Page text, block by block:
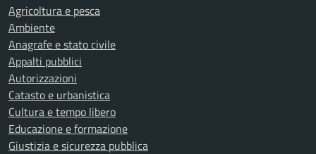
Agricoltura e pesca
Ambiente
Anagrafe e stato civile
Appalti pubblici
Autorizzazioni
Catasto e urbanistica
Cultura e tempo libero
Educazione e formazione
Giustizia e sicurezza pubblica